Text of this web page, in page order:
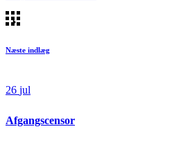
Næste indlæg
26 jul
Afgangscensor